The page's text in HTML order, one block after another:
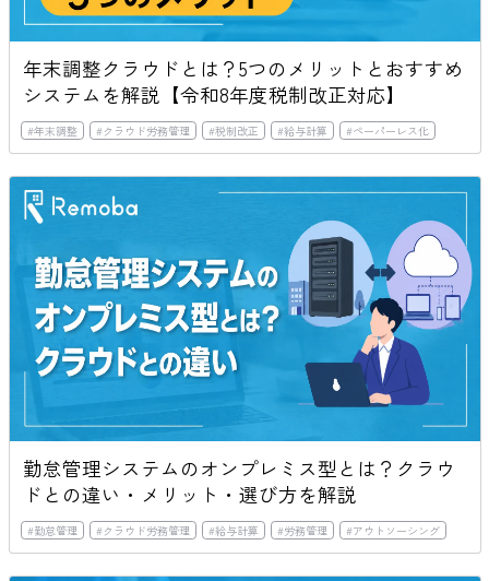
年末調整クラウドとは？5つのメリットとおすすめ
システムを解説【令和8年度税制改正対応】
#年末調整 #クラウド労務管理 #税制改正 #給与計算 #ペーパーレス化
勤怠管理システムのオンプレミス型とは？クラウ
ドとの違い・メリット・選び方を解説
#勤怠管理 #クラウド労務管理 #給与計算 #労務管理 #アウトソーシング